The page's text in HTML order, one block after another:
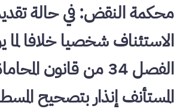
محكمة النقض: في حالة
الاستئناف شخصيا خلافا لما
الفصل 34 من قانون
المستأنف إنذار بتصحيح